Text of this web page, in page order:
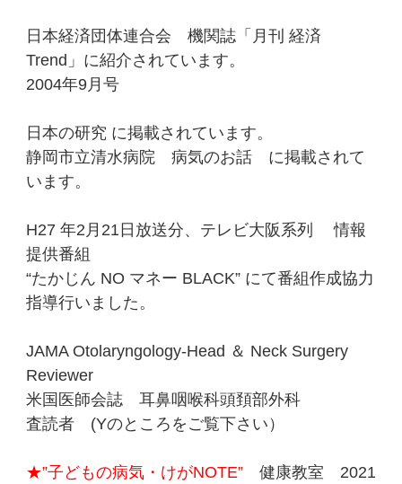
日本経済団体連合会 機関誌「月刊 経済
Trend」 に紹介されています。
2004年9月号
日 本の研究 に掲載されています。
静岡市立清水病院 病気のお話 に掲載されて
います。
H27 年2月21日放送分、テレビ大阪系列 情報
提供番組
“たかじん NO マネー BLACK” にて番組作成協力
指導行いました。
JAMA Otolaryngology-Head ＆ Neck Surgery
Reviewer
米国医師会誌 耳鼻咽喉科頭頚部外科
査読者 (Yのところをご覧下さい）
★”子どもの病気・けがNOTE”健康教室 2021